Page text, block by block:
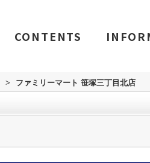
CONTENTS
> ファミリーマート 笹塚三丁目北店